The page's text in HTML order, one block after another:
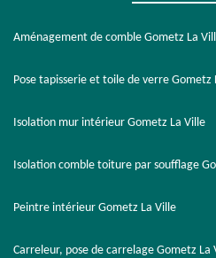
Aménagement de comble Gometz La
Pose tapisserie et toile de verre Gometz
Isolation mur intérieur Gometz La Ville
Isolation comble toiture par soufflage
Peintre intérieur Gometz La Ville
Carreleur, pose de carrelage Gometz La